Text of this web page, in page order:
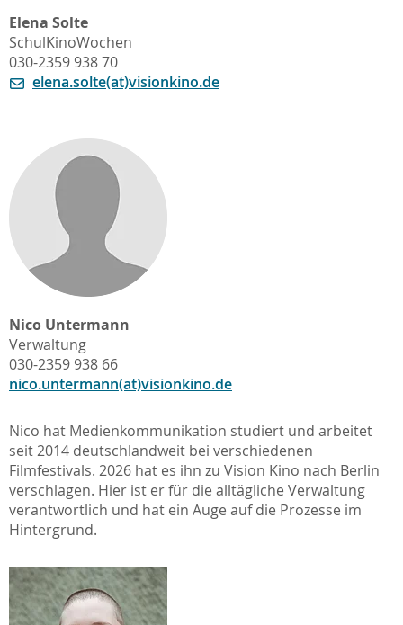
Elena Solte
SchulKinoWochen
030-2359 938 70
elena.solte(at)visionkino.de
Nico Untermann
Verwaltung
030-2359 938 66
nico.untermann(at)visionkino.de
Nico hat Medienkommunikation studiert und arbeitet
seit 2014 deutschlandweit bei verschiedenen
Filmfestivals. 2026 hat es ihn zu Vision Kino nach Berlin
verschlagen. Hier ist er für die alltägliche Verwaltung
verantwortlich und hat ein Auge auf die Prozesse im
Hintergrund.